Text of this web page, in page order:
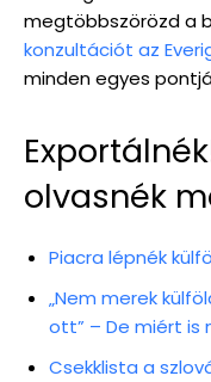
megtöbbszörözd a
konzultációt az
minden egyes
olvasnék
Piacra lépnék
„Nem merek
ott” – De miért is
Csekklista a